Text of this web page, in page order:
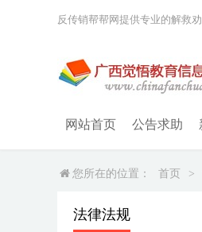
网站首页 公告求助
反传销帮帮网提供专业的解救
您所在的位置： 首页 >
法律法规